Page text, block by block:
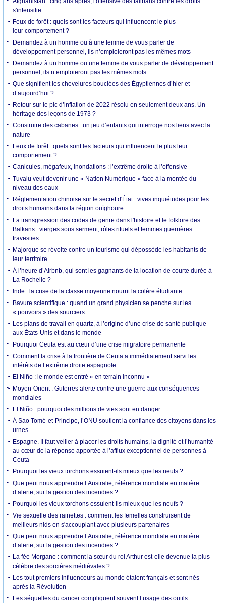
s'intensifie
Feux de forêt : quels sont les facteurs qui influencent le plus
leur comportement ?
Demandez à un homme ou à une femme de vous parler de
développement personnel, ils n’emploieront pas les mêmes mots
Demandez à un homme ou une femme de vous parler de développement
personnel, ils n’emploieront pas les mêmes mots
Que signifient les chevelures bouclées des Égyptiennes d’hier et
d’aujourd’hui ?
Retour sur le pic d’inflation de 2022 résolu en seulement deux ans. Un
héritage des leçons de 1973 ?
Construire des cabanes : un jeu d’enfants qui interroge nos liens avec la
nature
Feux de forêt : quels sont les facteurs qui influencent le plus leur
comportement ?
Canicules, mégafeux, inondations : l’extrême droite à l’offensive
Tuvalu veut devenir une « Nation Numérique » face à la montée du
niveau des eaux
Réglementation chinoise sur le secret d'État : vives inquiétudes pour les
droits humains dans la région ouïghoure
La transgression des codes de genre dans l'histoire et le folklore des
Balkans : vierges sous serment, rôles rituels et femmes guerrières
travesties
Majorque se révolte contre un tourisme qui dépossède les habitants de
leur territoire
À l’heure d’Airbnb, qui sont les gagnants de la location de courte durée à
La Rochelle ?
Inde : la crise de la classe moyenne nourrit la colère étudiante
Bavure scientifique : quand un grand physicien se penche sur les
« pouvoirs » des sourciers
Les plans de travail en quartz, à l’origine d’une crise de santé publique
aux États-Unis et dans le monde
Pourquoi Ceuta est au cœur d’une crise migratoire permanente
Comment la crise à la frontière de Ceuta a immédiatement servi les
intérêts de l’extrême droite espagnole
El Niño : le monde est entré « en terrain inconnu »
Moyen-Orient : Guterres alerte contre une guerre aux conséquences
mondiales
El Niño : pourquoi des millions de vies sont en danger
À Sao Tomé-et-Principe, l’ONU soutient la confiance des citoyens dans les
urnes
Espagne. Il faut veiller à placer les droits humains, la dignité et l’humanité
au cœur de la réponse apportée à l’afflux exceptionnel de personnes à
Ceuta
Pourquoi les vieux torchons essuient-ils mieux que les neufs ?
Que peut nous apprendre l’Australie, référence mondiale en matière
d’alerte, sur la gestion des incendies ?
Pourquoi les vieux torchons essuient-ils mieux que les neufs ?
Vie sexuelle des rainettes : comment les femelles construisent de
meilleurs nids en s'accouplant avec plusieurs partenaires
Que peut nous apprendre l’Australie, référence mondiale en matière
d’alerte, sur la gestion des incendies ?
La fée Morgane : comment la sœur du roi Arthur est-elle devenue la plus
célèbre des sorcières médiévales ?
Les tout premiers influenceurs au monde étaient français et sont nés
après la Révolution
Les séquelles du cancer compliquent souvent l’usage des outils